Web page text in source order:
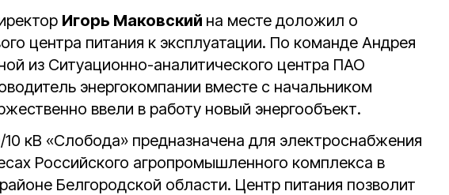
Игорь Маковский на месте доложил о
центра питания к эксплуатации. По команде Андрея
из Ситуационно-аналитического центра ПАО
энергокомпании вместе с начальником
ввели в работу новый энергообъект.
10 кВ «Слобода» предназначена для электроснабжения
Российского агропромышленного комплекса в
Белгородской области. Центр питания позволит